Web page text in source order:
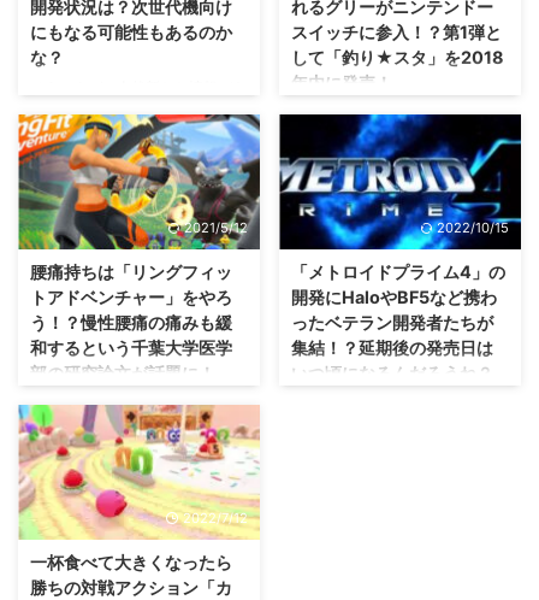
開発状況は？次世代機向け
にもなる可能性もあるのか
な？
りませんでしたね・・・🤔 2019
年に開発が仕切り直しとなった
「メトロイドプライム4」 ですけ
れども、その開発状況の続報がな
いまま ニンテンドースイッチの
後継機 が任天堂さんから発表さ
た？とかいろんな憶測が出ている
みたいですね。 期待したいとこ
ろは、2024年6月のニンテンドー
ダイレクト。 まずはここで発表
されるかどうかですかな・・・😅
開発が再スタートとなった「メト
ロイドプライム4」 2017年のE3
で発表され ...
れるグリーがニンテンドー
スイッチに参入！？第1弾と
して「釣り★スタ」を2018
年内に発売！
この任天堂の倒し方のくだり、実
際に言っていたかどうか不明みた
いですけれども・・・一生ネタに
されるんだろうなぁ（；＾ω＾）
グリーさんがニンテンドースイッ
チ向けにゲームを配信していくみ
タ」！ 任天堂の倒し方をネタに
されるグリーの最近について さ
て、グリーさんというと、どうし
ても話題になるのが、 任天堂の
2021/5/12
腰痛持ちは「リングフィッ
トアドベンチャー」をやろ
う！？慢性腰痛の痛みも緩
和するという千葉大学医学
部の研究論文が話題に！
最近、加齢と運動不足のせいか、
当たり前に腰痛に悩まされるよう
になったんだよなぁ(；´Д｀) 皆
さんは 腰痛 をお持ちですか？ 安
静にしていても、湿布を貼って
も、薬を飲んでも、マッサージや
い・・・そんな人は 「リングフ
ィットアドベンチャー」 をプレ
2022/10/15
「メトロイドプライム4」の
開発にHaloやBF5など携わ
ったベテラン開発者たちが
集結！？延期後の発売日は
いつ頃になるんだろうね？
2022/7/12
一杯食べて大きくなったら
勝ちの対戦アクション「カ